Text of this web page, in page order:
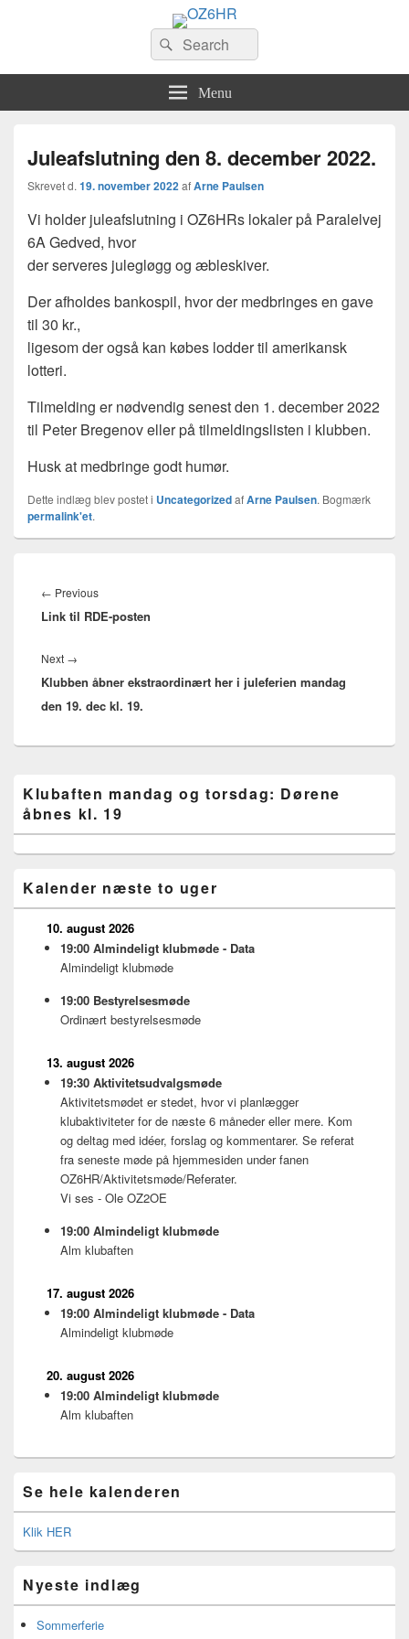
Search
for:
Søg
Menu
Juleafslutning den 8. december 2022.
Skrevet d. 19. november 2022afArne Paulsen
Vi holder juleafslutning i OZ6HRs lokaler på Paralelvej
6A Gedved, hvor
der serveres julegløgg og æbleskiver.
Der afholdes bankospil, hvor der medbringes en gave
til 30 kr.,
ligesom der også kan købes lodder til amerikansk
lotteri.
Tilmelding er nødvendig senest den 1. december 2022
til Peter Bregenov eller på tilmeldingslisten i klubben.
Husk at medbringe godt humør.
Dette indlæg blev postet i UncategorizedafArne Paulsen. Bogmærk
permalink'et.
← PreviousPrevious
post:
Link til RDE-posten
Next →
post:
Klubben åbner ekstraordinært her i juleferien mandag
den 19. dec kl. 19.
Sidebar
Widget
Area
Klubaften mandag og torsdag: Dørene
åbnes kl. 19
Kalender næste to uger
10. august 2026
19:00 Almindeligt klubmøde - Data
Almindeligt klubmøde
19:00 Bestyrelsesmøde
Ordinært bestyrelsesmøde
13. august 2026
19:30 Aktivitetsudvalgsmøde
Aktivitetsmødet er stedet, hvor vi planlægger
klubaktiviteter for de næste 6 måneder eller mere. Kom
og deltag med idéer, forslag og kommentarer. Se referat
fra seneste møde på hjemmesiden under fanen
OZ6HR/Aktivitetsmøde/Referater.
Vi ses - Ole OZ2OE
19:00 Almindeligt klubmøde
Alm klubaften
17. august 2026
19:00 Almindeligt klubmøde - Data
Almindeligt klubmøde
20. august 2026
19:00 Almindeligt klubmøde
Alm klubaften
Se hele kalenderen
Klik HER
Nyeste indlæg
Sommerferie